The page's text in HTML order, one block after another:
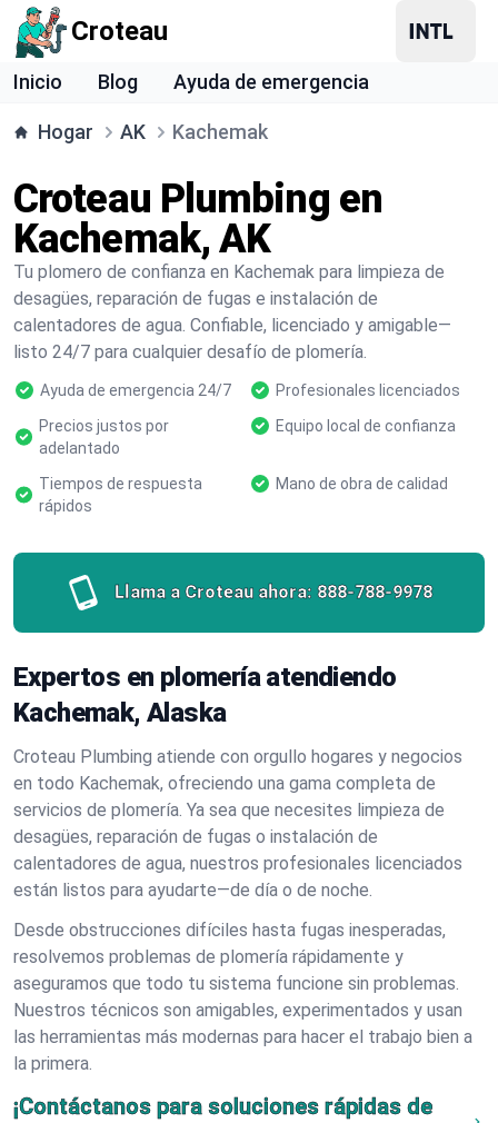
Croteau
Inicio Blog Ayuda de emergencia
Hogar AK Kachemak
Croteau Plumbing en
Kachemak, AK
Tu plomero de confianza en Kachemak para limpieza de
desagües, reparación de fugas e instalación de
calentadores de agua. Confiable, licenciado y amigable—
listo 24/7 para cualquier desafío de plomería.
Ayuda de emergencia 24/7
Profesionales licenciados
Precios justos por
adelantado
Equipo local de confianza
Tiempos de respuesta
rápidos
Mano de obra de calidad
Llama a Croteau ahora: 888-788-9978
Expertos en plomería atendiendo
Kachemak, Alaska
Croteau Plumbing atiende con orgullo hogares y negocios
en todo Kachemak, ofreciendo una gama completa de
servicios de plomería. Ya sea que necesites limpieza de
desagües, reparación de fugas o instalación de
calentadores de agua, nuestros profesionales licenciados
están listos para ayudarte—de día o de noche.
Desde obstrucciones difíciles hasta fugas inesperadas,
resolvemos problemas de plomería rápidamente y
aseguramos que todo tu sistema funcione sin problemas.
Nuestros técnicos son amigables, experimentados y usan
las herramientas más modernas para hacer el trabajo bien a
la primera.
¡Contáctanos para soluciones rápidas de